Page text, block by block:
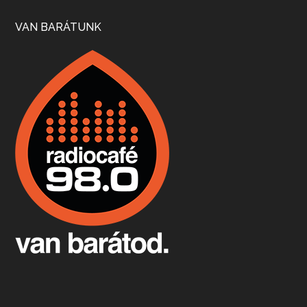
Boston, teadélután, bab és homár
Apr 9, 2026 • 00:37:17
Fermentáljunk, a testünk meghálálja!
Apr 3, 2026 • 00:36:07
VAN BARÁTUNK